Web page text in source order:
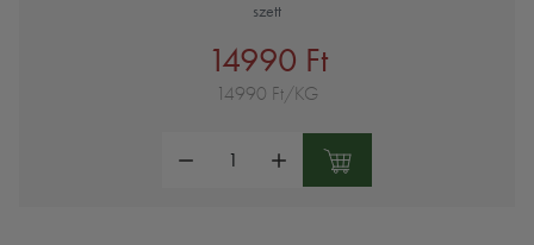
szett
14990 Ft
14990 Ft/KG